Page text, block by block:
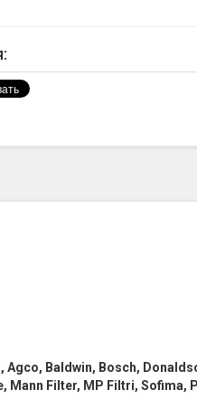
Baldwin, Bosch,
Filter, MP Filtri, Sofima,